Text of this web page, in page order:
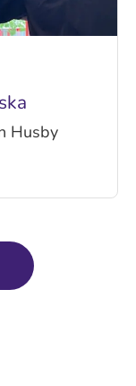
Husby